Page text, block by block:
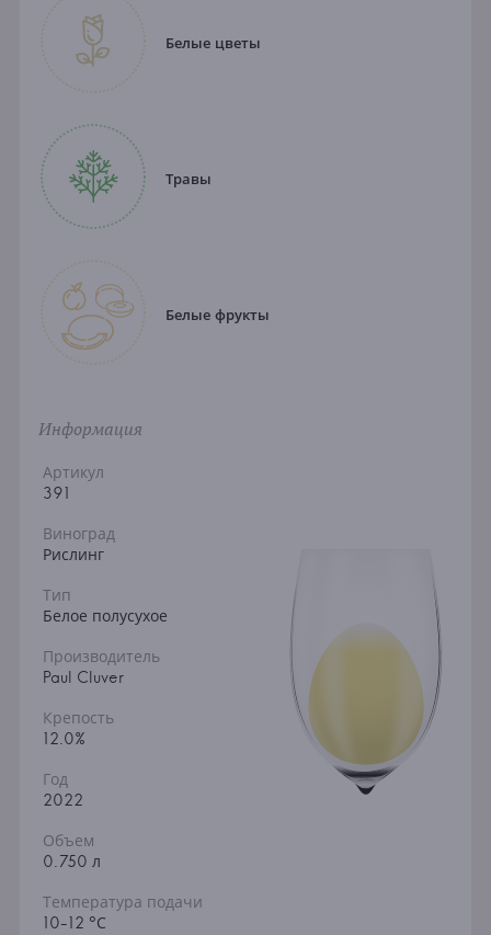
Белые цветы
Травы
Белые фрукты
Информация
Артикул
391
Виноград
Рислинг
Тип
Белое полусухое
Производитель
Paul Cluver
Крепость
12.0%
Год
2022
Объем
0.750 л
Температура подачи
10-12 °С